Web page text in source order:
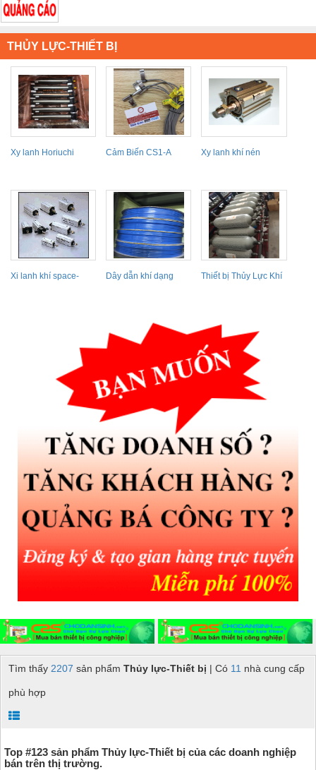
THỦY LỰC-THIẾT BỊ
Xy lanh Horiuchi Cảm Biến CS1-A Xy lanh khí nén
Xi lanh khí space-
Dây dẫn khí dạng
Thiết bị Thủy Lực Khí
Tìm thấy 2207 sản phẩm Thủy lực-Thiết bị | Có 11 nhà cung cấp
phù hợp
Top #123 sản phẩm Thủy lực-Thiết bị của các doanh nghiệp
bán trên thị trường.